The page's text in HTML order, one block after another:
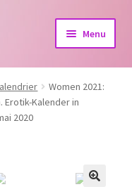
Menu
Women 2021:
Kalender in
2020